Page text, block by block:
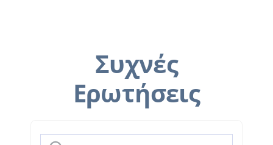
Συχνές
Ερωτήσεις